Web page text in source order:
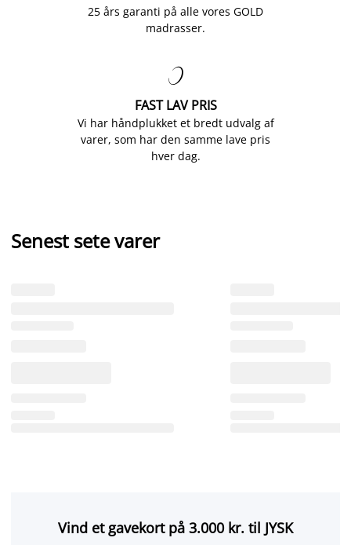
25 års garanti på alle vores GOLD
madrasser.

FAST LAV PRIS
Vi har håndplukket et bredt udvalg af
varer, som har den samme lave pris
hver dag.
Senest sete varer
Vind et gavekort på 3.000 kr. til JYSK